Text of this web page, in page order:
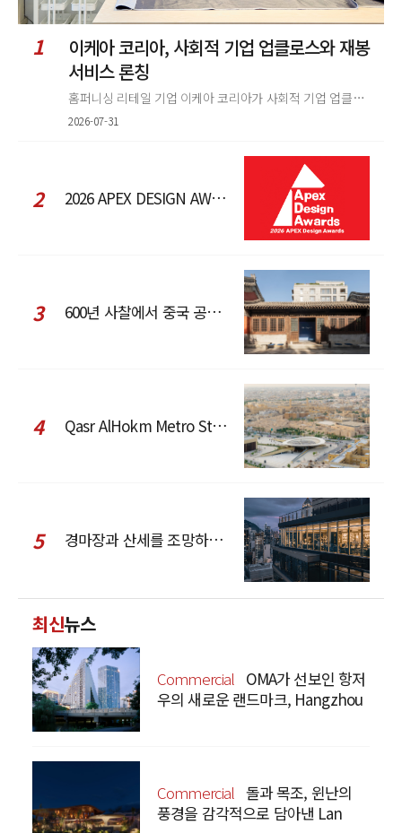
1
이케아 코리아, 사회적 기업 업클로스와 재봉
서비스 론칭
홈퍼니싱 리테일 기업 이케아 코리아가 사회적 기업 업클로스(Upcloth)와 협력해 재봉 서비스를 선보인다. 이번 협업은 이케
2026-07-31
2 2026 APEX DESIGN AWARDS
3 600년 사찰에서 중국 공예와 현대 패션을 직조한 ZARA x Fanglu Lin Pop-Up
4 Qasr AlHokm Metro Station, 구도심과 현대 공공 인프라의 접점을 제안하다
5 경마장과 산세를 조망하는 CCD Hong Kong Creative Center
최신뉴스
Commercial OMA가 선보인 항저
우의 새로운 랜드마크, Hangzhou
Commercial 돌과 목조, 윈난의
풍경을 감각적으로 담아낸 Lan